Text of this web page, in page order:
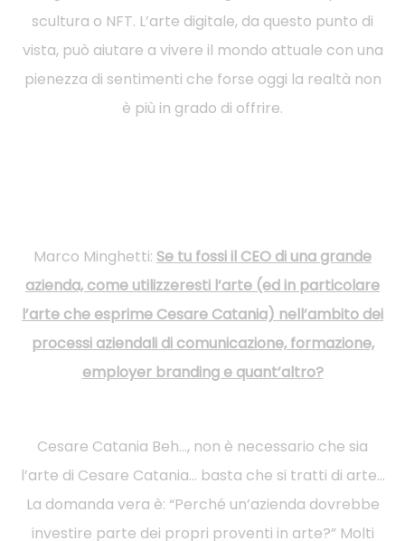
scultura o NFT. L’arte digitale, da questo punto di
vista, può aiutare a vivere il mondo attuale con una
pienezza di sentimenti che forse oggi la realtà non
è più in grado di offrire.
Marco Minghetti: Se tu fossi il CEO di una grande
azienda, come utilizzeresti l’arte (ed in particolare
l’arte che esprime Cesare Catania) nell’ambito dei
processi aziendali di comunicazione, formazione,
employer branding e quant’altro?
Cesare Catania Beh…, non è necessario che sia
l’arte di Cesare Catania… basta che si tratti di arte…
La domanda vera è: “Perché un’azienda dovrebbe
investire parte dei propri proventi in arte?” Molti